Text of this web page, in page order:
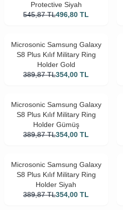
Protective Siyah
545,87 TL496,80 TL
Microsonic Samsung Galaxy
S8 Plus Kılıf Military Ring
Holder Gold
389,87 TL354,00 TL
Microsonic Samsung Galaxy
S8 Plus Kılıf Military Ring
Holder Gümüş
389,87 TL354,00 TL
Microsonic Samsung Galaxy
S8 Plus Kılıf Military Ring
Holder Siyah
389,87 TL354,00 TL